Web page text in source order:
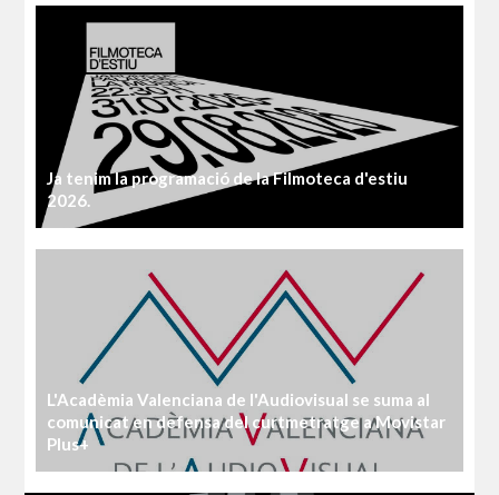
Ja tenim la programació de la Filmoteca d'estiu
2026.
L'Acadèmia Valenciana de l'Audiovisual se suma al
comunicat en defensa del curtmetratge a Movistar
Plus+